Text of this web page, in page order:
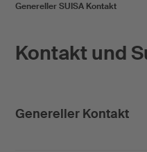
Genereller SUISA Kontakt
Kontakt und
Genereller Kontakt